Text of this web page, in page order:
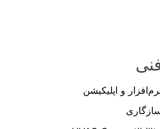
و اپلیکیشن